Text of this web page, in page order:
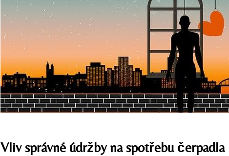
Vliv správné údržby na spotřebu čerpadla